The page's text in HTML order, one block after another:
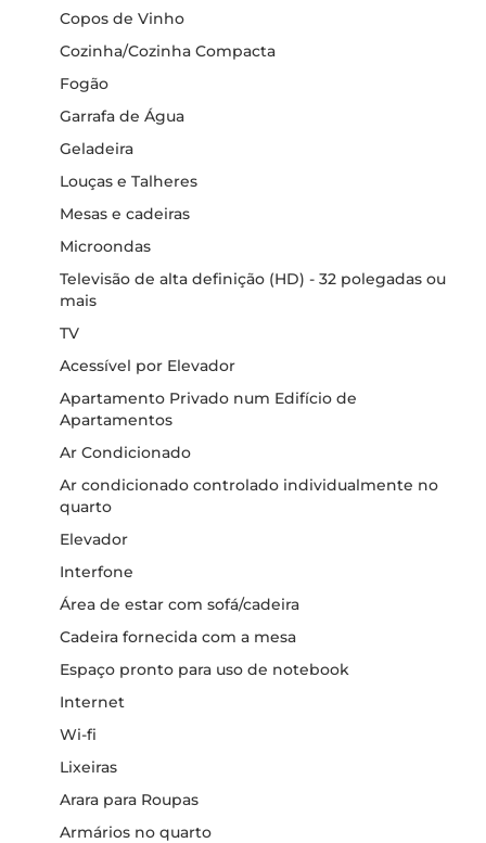
Copos de Vinho
Cozinha/Cozinha Compacta
Fogão
Garrafa de Água
Geladeira
Louças e Talheres
Mesas e cadeiras
Microondas
Televisão de alta definição (HD) - 32 polegadas ou
mais
TV
Acessível por Elevador
Apartamento Privado num Edifício de
Apartamentos
Ar Condicionado
Ar condicionado controlado individualmente no
quarto
Elevador
Interfone
Área de estar com sofá/cadeira
Cadeira fornecida com a mesa
Espaço pronto para uso de notebook
Internet
Wi-fi
Lixeiras
Arara para Roupas
Armários no quarto